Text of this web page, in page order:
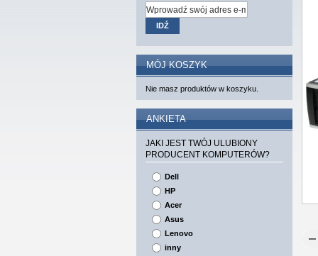
IDŹ
MÓJ KOSZYK
Nie masz produktów w koszyku.
ANKIETA
JAKI JEST TWÓJ ULUBIONY
PRODUCENT KOMPUTERÓW?
Dell
HP
Acer
Asus
Lenovo
inny